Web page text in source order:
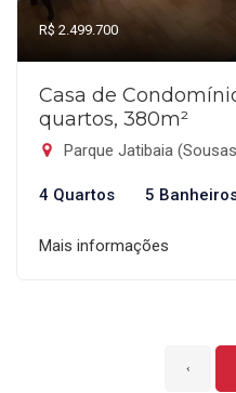
R$ 2.499.700
Casa de
quartos, 380m²
Parque Jatibaia
4 Quartos 5
Mais informações
‹